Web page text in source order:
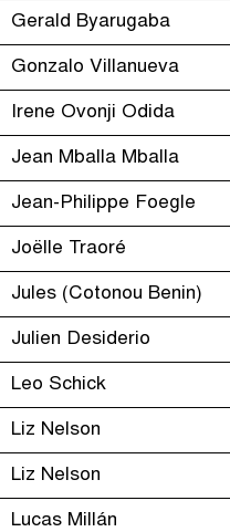
Gerald Byarugaba
Gonzalo Villanueva
Irene Ovonji Odida
Jean Mballa Mballa
Jean-Philippe Foegle
Joëlle Traoré
Jules (Cotonou Benin)
Julien Desiderio
Leo Schick
Liz Nelson
Liz Nelson
Lucas Millán